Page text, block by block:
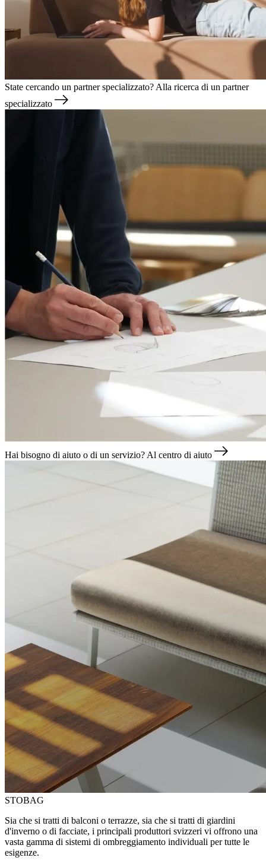
State cercando un partner specializzato? Alla ricerca di un partner
specializzato
Hai bisogno di aiuto o di un servizio? Al centro di aiuto
STOBAG
Sia che si tratti di balconi o terrazze, sia che si tratti di giardini
d'inverno o di facciate, i principali produttori svizzeri vi offrono una
vasta gamma di sistemi di ombreggiamento individuali per tutte le
esigenze.